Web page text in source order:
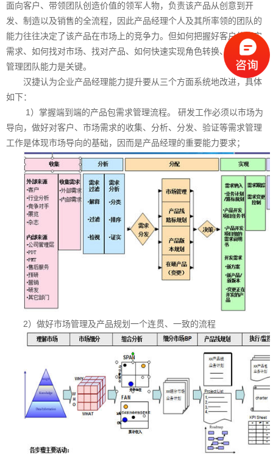
括：
电
信、
能
源、
金
融、
政
造
业、
面向客户、带领团队创造价值的领军人物，负责该产品从创意到开
发、制造以及销售的全流程，因此产品经理个人及其所率领的团队的
能力往往决定了该产品在市场上的竞争力。但如何把握好客户的真实
需求、如何找对市场、找对产品、如何快速实现角色转换、提高产品
管理团队能力是关键。
汉捷认为企业产品经理能力提升要从三个方面系统地改进，具体
如下：
1）掌握端到端的产品包需求管理流程。 研发工作必须以市场为
导向，做好对客户、市场需求的收集、分析、分发、验证等需求管理
工作是体现市场导向的基础，因而是产品经理的重要能力要求；
2）做好市场管理及产品规划一个连贯、一致的流程